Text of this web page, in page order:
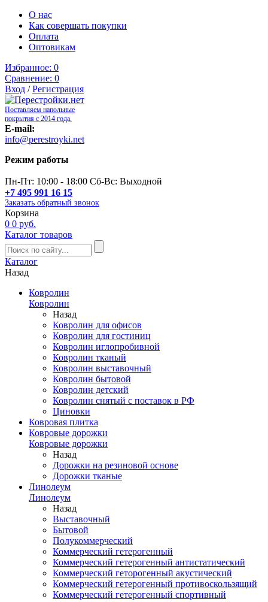
О нас
Как совершать покупки
Оплата
Оптовикам
Избранное: 0
Сравнение: 0
Вход /Регистрация
Поставляем напольные
покрытия с 2014 года.
E-mail:
info@perestroyki.net
Режим работы
Пн-Пт: 10:00 - 18:00 Сб-Вс: Выходной
+7 495 991 16 15
Заказать обратный звонок
Корзина
0 0 руб.
Каталог товаров
Каталог
Назад
Ковролин
Ковролин
Назад
Ковролин для офисов
Ковролин для гостиниц
Ковролин иглопробивной
Ковролин тканый
Ковролин выставочный
Ковролин бытовой
Ковролин детский
Ковролин снятый с поставок в РФ
Циновки
Ковровая плитка
Ковровые дорожки
Ковровые дорожки
Назад
Дорожки на резиновой основе
Дорожки тканые
Линолеум
Линолеум
Назад
Выставочный
Бытовой
Полукоммерческий
Коммерческий гетерогенный
Коммерческий гетерогенный антистатический
Коммерческий геторогенный акустический
Коммерческий гетерогенный противоскользящий
Коммерческий гетерогенный спортивный